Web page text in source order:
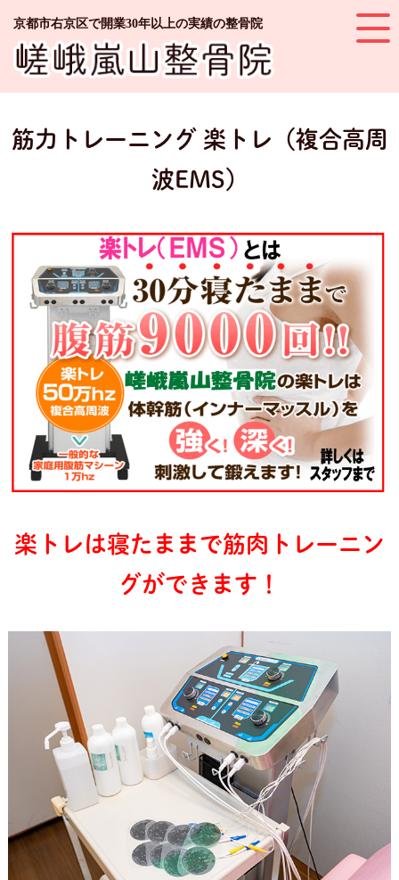
京都市右京区で開業30年以上の実績の整骨院
筋力トレーニング 楽トレ（複合高周
波EMS）
楽トレは寝たままで筋肉トレーニン
グができます！